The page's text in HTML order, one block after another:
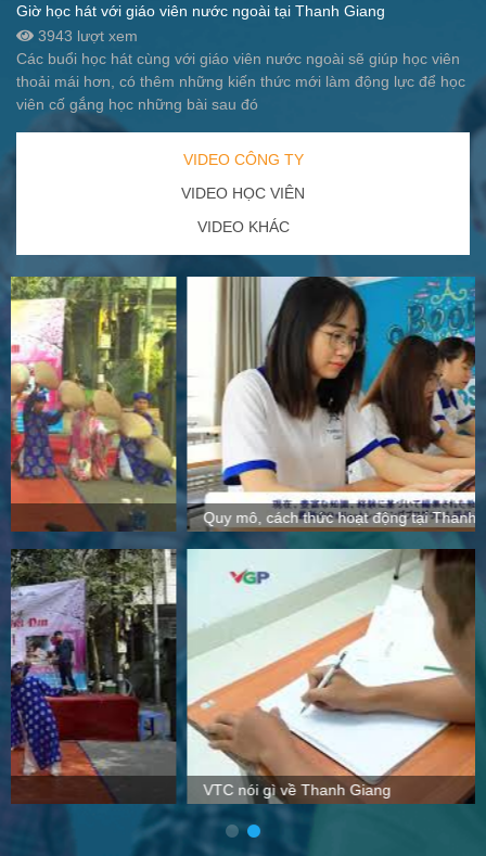
Giờ học hát với giáo viên nước ngoài tại Thanh Giang
3943 lượt xem
Các buổi học hát cùng với giáo viên nước ngoài sẽ giúp học viên
thoải mái hơn, có thêm những kiến thức mới làm động lực để học
viên cố gắng học những bài sau đó
VIDEO CÔNG TY
VIDEO HỌC VIÊN
VIDEO KHÁC
Quy mô, cách thức hoạt động tại Thanh Giang
VTC nói gì về Thanh Giang